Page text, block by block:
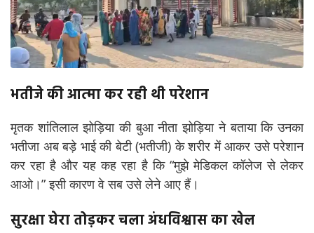
भतीजे की आत्मा कर रही थी परेशान
मृतक शांतिलाल झोड़िया की बुआ नीता झोड़िया ने बताया कि उनका
भतीजा अब बड़े भाई की बेटी (भतीजी) के शरीर में आकर उसे परेशान
कर रहा है और यह कह रहा है कि “मुझे मेडिकल कॉलेज से लेकर
आओ।” इसी कारण वे सब उसे लेने आए हैं।
सुरक्षा घेरा तोड़कर चला अंधविश्वास का खेल